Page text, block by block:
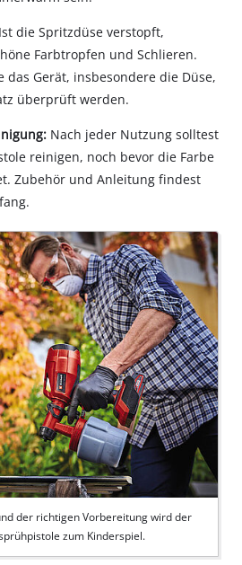
die Spritzdüse verstopft,
Farbtropfen und Schlieren.
das Gerät, insbesondere die Düse,
überprüft werden.
Nach jeder Nutzung solltest
reinigen, noch bevor die Farbe
Zubehör und Anleitung findest
der richtigen Vorbereitung wird der
zum Kinderspiel.